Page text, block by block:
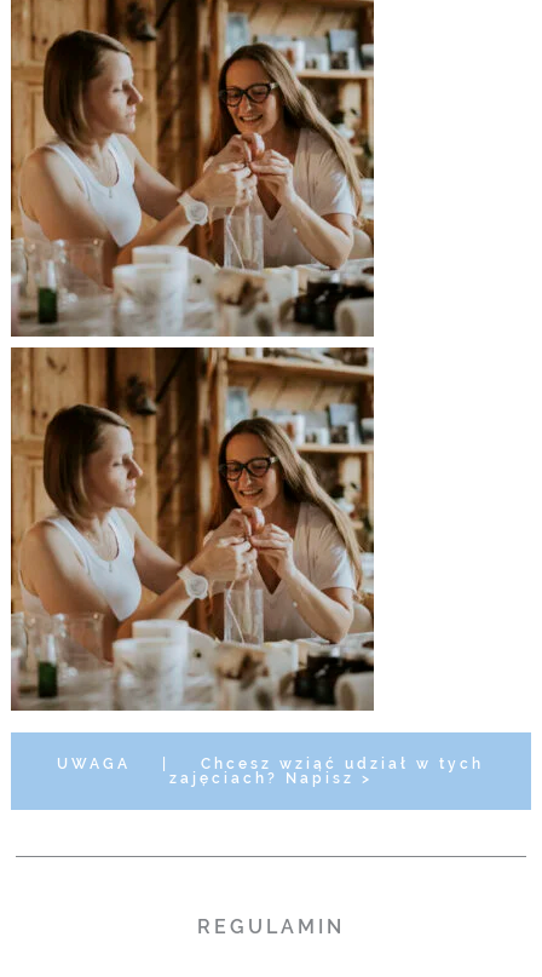
UWAGA
Chcesz wziąć udział w tych
zajęciach? Napisz >
REGULAMIN